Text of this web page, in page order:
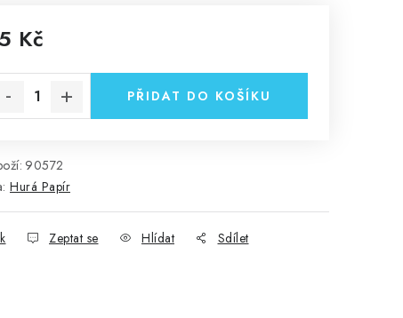
Kč
PŘIDAT DO KOŠÍKU
90572
Hurá Papír
Zeptat se Hlídat Sdílet